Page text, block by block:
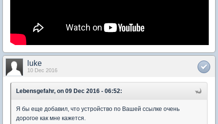
luke
10 Dec 2016
Lebensgefahr, on 09 Dec 2016 - 06:52:
Я бы еще добавил, что устройство по Вашей ссылке очень
дорогое как мне кажется.